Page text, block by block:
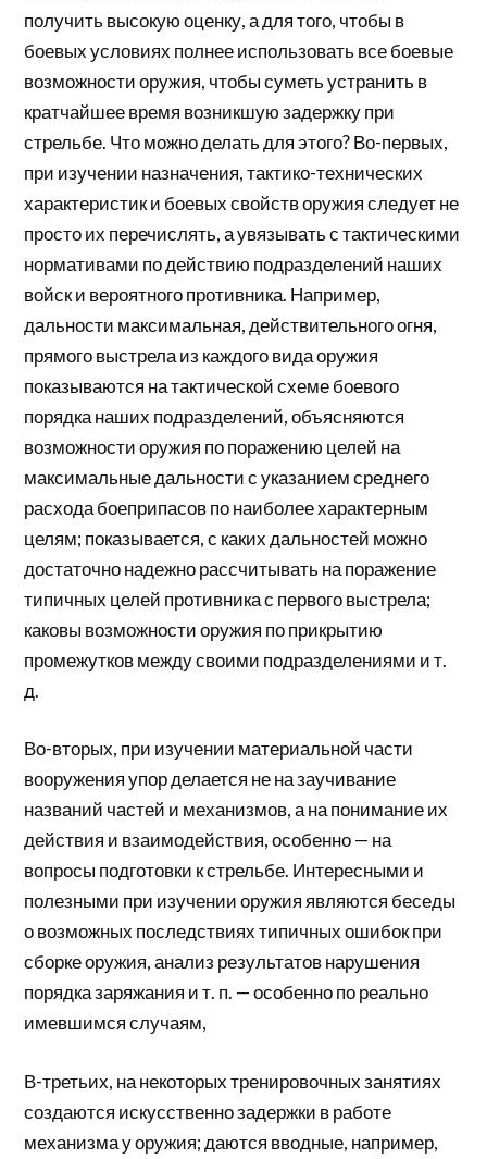
получить высокую оценку, а для того, чтобы в
боевых условиях полнее использовать все боевые
возможности оружия, чтобы суметь устранить в
кратчайшее время возникшую задержку при
стрельбе. Что можно делать для этого? Во-первых,
при изучении назначения, тактико-технических
характеристик и боевых свойств оружия следует не
просто их перечислять, а увязывать с тактическими
нормативами по действию подразделений наших
войск и вероятного противника. Например,
дальности максимальная, действительного огня,
прямого выстрела из каждого вида оружия
показываются на тактической схеме боевого
порядка наших подразделений, объясняются
возможности оружия по поражению целей на
максимальные дальности с указанием среднего
расхода боеприпасов по наиболее характерным
целям; показывается, с каких дальностей можно
достаточно надежно рассчитывать на поражение
типичных целей противника с первого выстрела;
каковы возможности оружия по прикрытию
промежутков между своими подразделениями и т.
д.
Во-вторых, при изучении материальной части
вооружения упор делается не на заучивание
названий частей и механизмов, а на понимание их
действия и взаимодействия, особенно — на
вопросы подготовки к стрельбе. Интересными и
полезными при изучении оружия являются беседы
о возможных последствиях типичных ошибок при
сборке оружия, анализ результатов нарушения
порядка заряжания и т. п. — особенно по реально
имевшимся случаям,
В-третьих, на некоторых тренировочных занятиях
создаются искусственно задержки в работе
механизма у оружия; даются вводные, например,